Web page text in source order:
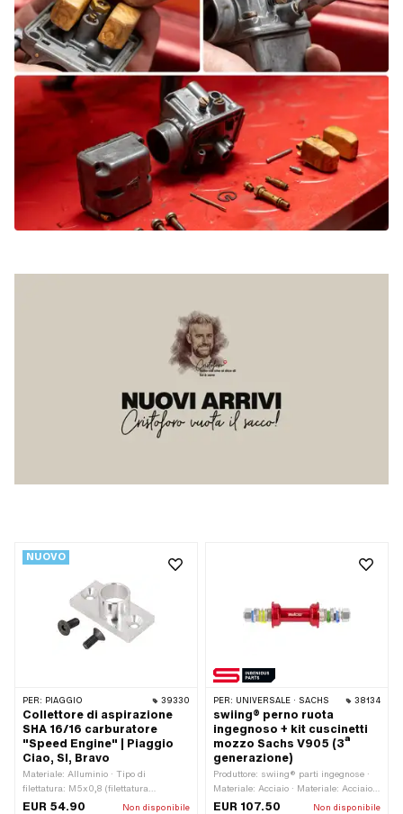
NUOVO
PER: PIAGGIO 39330
Collettore di aspirazione
SHA 16/16 carburatore
"Speed Engine" | Piaggio
Ciao, SI, Bravo
Materiale: Alluminio · Tipo di
filettatura: M5x0,8 (filettatura
standard) · Colore: argento · Ø interno:
EUR 54.90 Non disponibile
PER: UNIVERSALE · SACHS 38134
swiing® perno ruota
ingegnoso + kit cuscinetti
mozzo Sachs V905 (3ª
generazione)
Produttore: swiing® parti ingegnose ·
Materiale: Acciaio · Materiale: Acciaio
al cromo (colloquialmente noto come
EUR 107.50 Non disponibile